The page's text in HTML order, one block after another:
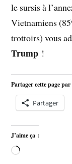
le sursis à
Vietnamiens
trottoirs) vous
Trump !
Partager cette page
Partager
J’aime ça :